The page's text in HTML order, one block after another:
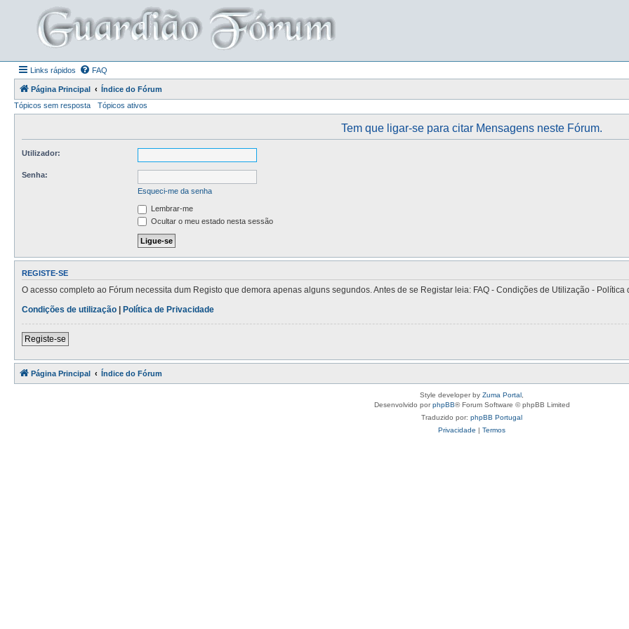
Links rápidos FAQ
Página Principal
Índice do Fórum
Tópicos sem resposta
Tópicos ativos
Tem que ligar-se para citar Mensagens neste Fórum.
Utilizador:
Senha:
Esqueci-me da senha
Lembrar-me
Ocultar o meu estado nesta sessão
REGISTE-SE
O acesso completo ao Fórum necessita dum Registo que demora apenas alguns segundos. Antes de se Registar leia: FAQ - Condições de Utilização -
Condições de utilização | Política de Privacidade
Registe-se
Página Principal Índice do Fórum
Style developer by Zuma Portal
Desenvolvido porphpBB® Forum Software © phpBB Limited
Traduzido por: phpBB Portugal
Privacidade | Termos